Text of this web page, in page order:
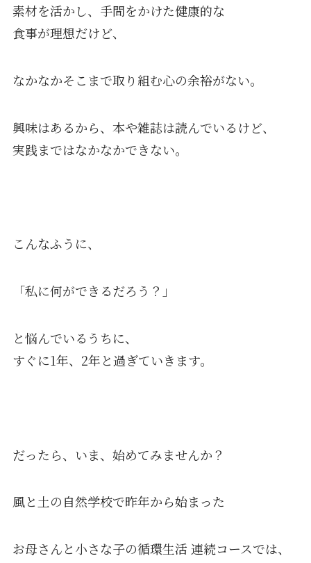
素材を活かし、手間をかけた健康的な
食事が理想だけど、
なかなかそこまで取り組む心の余裕がない。
興味はあるから、本や雑誌は読んでいるけど、
実践まではなかなかできない。
こんなふうに、
「私に何ができるだろう？」
と悩んでいるうちに、
すぐに1年、2年と過ぎていきます。
だったら、いま、始めてみませんか？
風と土の自然学校で昨年から始まった
お母さんと小さな子の循環生活 連続コースでは、